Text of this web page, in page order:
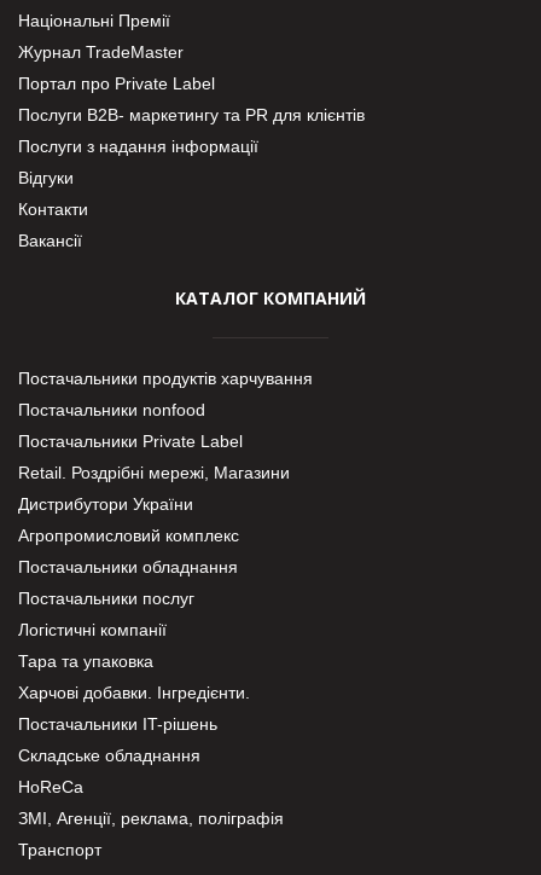
Національні Премії
Журнал TradeMaster
Портал про Private Label
Послуги В2В- маркетингу та PR для клієнтів
Послуги з надання інформації
Відгуки
Контакти
Вакансії
КАТАЛОГ КОМПАНИЙ
Постачальники продуктів харчування
Постачальники nonfood
Постачальники Private Label
Retail. Роздрібні мережі, Магазини
Дистрибутори України
Агропромисловий комплекс
Постачальники обладнання
Постачальники послуг
Логістичні компанії
Тара та упаковка
Харчові добавки. Інгредієнти.
Постачальники IT-рішень
Складське обладнання
HoReCa
ЗМІ, Агенції, реклама, поліграфія
Транспорт